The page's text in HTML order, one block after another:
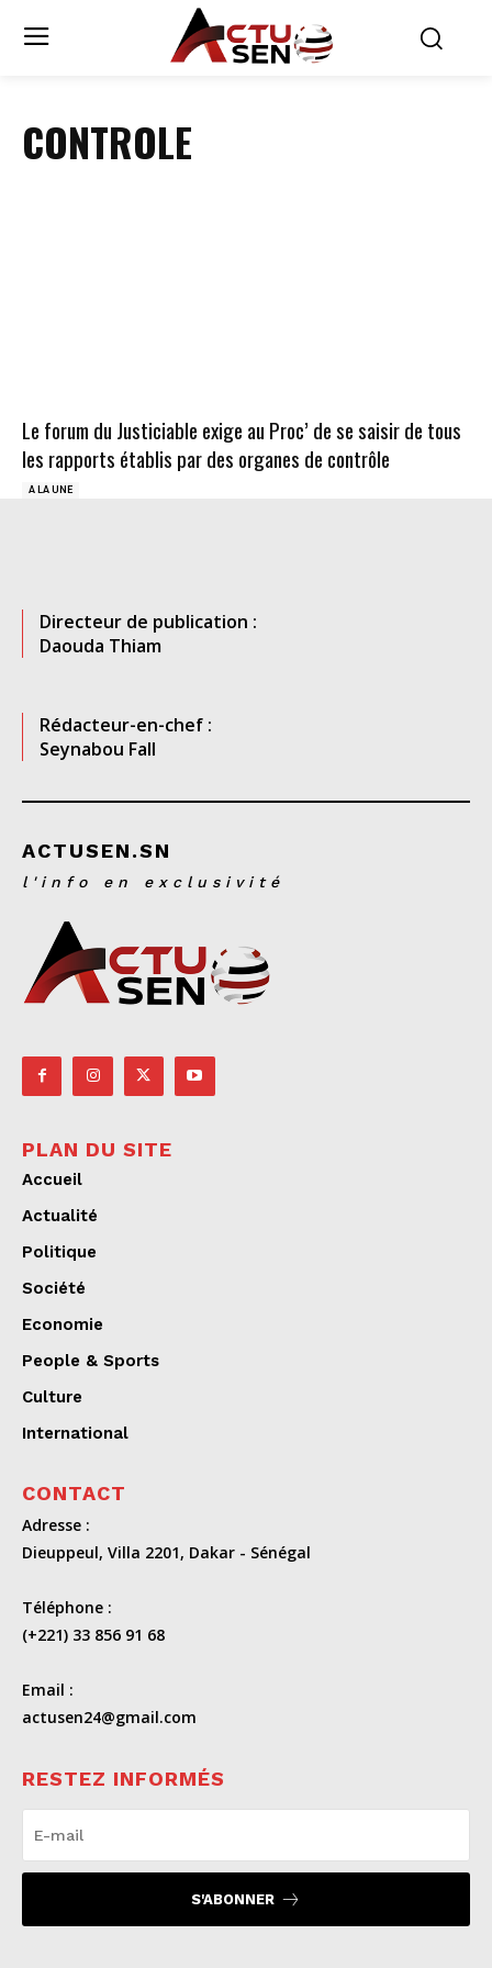
CONTROLE
Le forum du Justiciable exige au Proc’ de se saisir de tous
les rapports établis par des organes de contrôle
A LA UNE
Directeur de publication :
Daouda Thiam
Rédacteur-en-chef :
Seynabou Fall
ACTUSEN.SN
l'info en exclusivité
PLAN DU SITE
Accueil
Actualité
Politique
Société
Economie
People & Sports
Culture
International
CONTACT
Adresse :
Dieuppeul, Villa 2201, Dakar - Sénégal
Téléphone :
(+221) 33 856 91 68
Email :
actusen24@gmail.com
RESTEZ INFORMÉS
S'ABONNER